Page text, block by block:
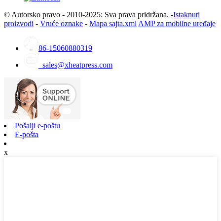
© Autorsko pravo - 2010-2025: Sva prava pridržana. -Istaknuti
proizvodi - Vruće oznake - Mapa sajta.xml AMP za mobilne uređaje
86-15060880319
sales@xheatpress.com
Pošalji e-poštu
E-pošta
x